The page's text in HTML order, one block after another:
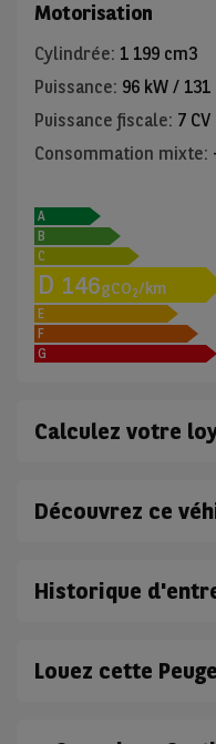
Motorisation
Cylindrée: 1 199 cm3
Puissance: 96 kW / 131
Puissance fiscale: 7 CV
Consommation mixte:
A
B
C
D 146gCO2/km
E
F
G
Calculez votre
Découvrez ce
Historique
Louez cette